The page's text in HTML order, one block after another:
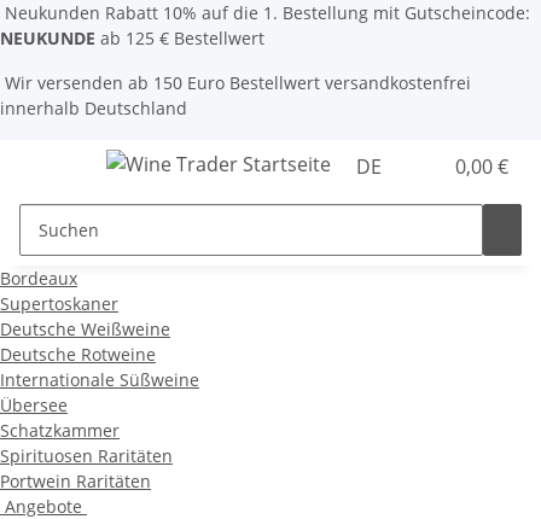
Neukunden Rabatt 10% auf die 1. Bestellung mit Gutscheincode:
NEUKUNDE ab 125 € Bestellwert
Wir versenden ab 150 Euro Bestellwert versandkostenfrei
innerhalb Deutschland
DE 0,00 €
Bordeaux
Supertoskaner
Deutsche Weißweine
Deutsche Rotweine
Internationale Süßweine
Übersee
Schatzkammer
Spirituosen Raritäten
Portwein Raritäten
Angebote